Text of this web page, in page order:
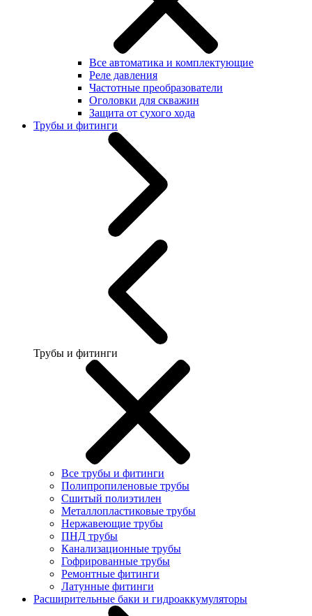
Все автоматика и комплектующие
Реле давления
Частотные преобразователи
Оголовки для скважин
Защита от сухого хода
Трубы и фитинги
Трубы и фитинги
Все трубы и фитинги
Полипропиленовые трубы
Сшитый полиэтилен
Металлопластиковые трубы
Нержавеющие трубы
ПНД трубы
Канализационные трубы
Гофрированные трубы
Ремонтные фитинги
Латунные фитинги
Расширительные баки и гидроаккумуляторы